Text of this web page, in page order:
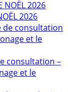
2026
consultation –
et le